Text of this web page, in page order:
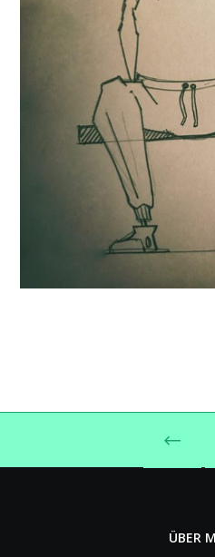
ÜBER